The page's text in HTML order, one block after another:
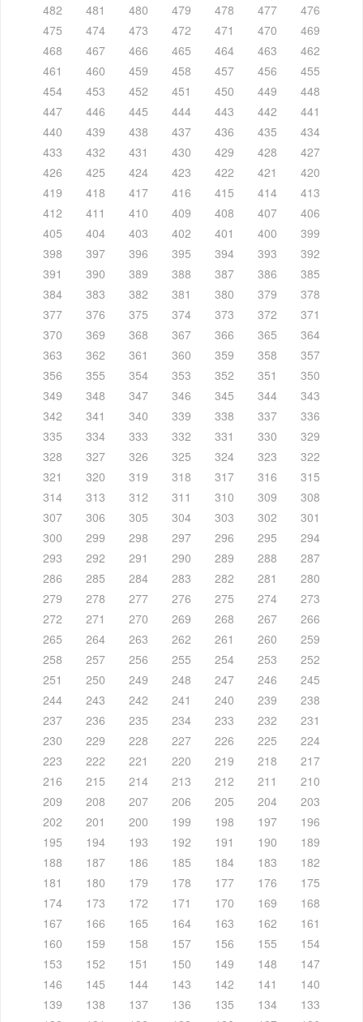
482
481 480 479 478 477
476
475
474 473 472 471 470
469
468
467 466 465 464 463
462
461
460 459 458 457 456
455
454
453 452 451 450 449
448
447
446 445 444 443 442
441
440
439 438 437 436 435
434
433
432 431 430 429 428
427
426
425 424 423 422 421
420
419
418 417 416 415 414
413
412
411 410 409 408 407
406
405
404 403 402 401 400
399
398
397 396 395 394 393
392
391
390 389 388 387 386
385
384
383 382 381 380 379
378
377
376 375 374 373 372
371
370
369 368 367 366 365
364
363
362 361 360 359 358
357
356
355 354 353 352 351
350
349
348 347 346 345 344
343
342
341 340 339 338 337
336
335
334 333 332 331 330
329
328
327 326 325 324 323
322
321
320 319 318 317 316
315
314
313 312 311 310 309
308
307
306 305 304 303 302
301
300
299 298 297 296 295
294
293
292 291 290 289 288
287
286
285 284 283 282 281
280
279
278 277 276 275 274
273
272
271 270 269 268 267
266
265
264 263 262 261 260
259
258
257 256 255 254 253
252
251
250 249 248 247 246
245
244
243 242 241 240 239
238
237
236 235 234 233 232
231
230
229 228 227 226 225
224
223
222 221 220 219 218
217
216
215 214 213 212 211
210
209
208 207 206 205 204
203
202
201 200 199 198 197
196
195
194 193 192 191 190
189
188
187 186 185 184 183
182
181
180 179 178 177 176
175
174
173 172 171 170 169
168
167
166 165 164 163 162
161
160
159 158 157 156 155
154
153
152 151 150 149 148
147
146
145 144 143 142 141
140
139
138 137 136 135 134
133